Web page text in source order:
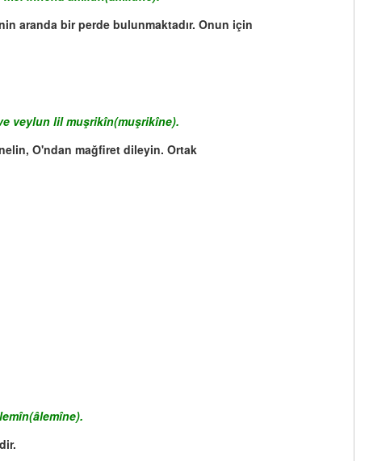
aranda bir perde bulunmaktadır. Onun için
veylun lil muşrikîn(muşrikîne).
O'ndan mağfiret dileyin. Ortak